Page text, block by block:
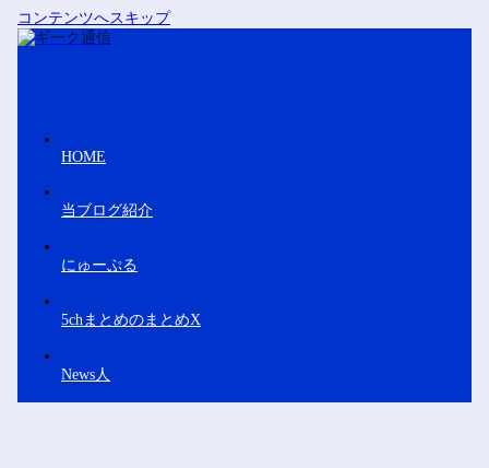
コンテンツへスキップ
HOME
当ブログ紹介
にゅーぷる
5chまとめのまとめX
News人